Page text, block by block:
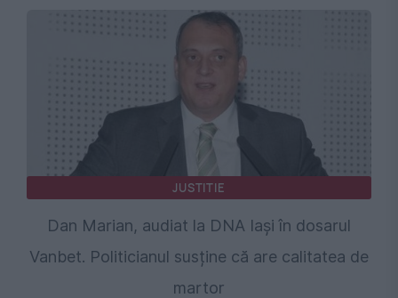
JUSTITIE
Dan Marian, audiat la DNA Iași în dosarul
Vanbet. Politicianul susține că are calitatea de
martor